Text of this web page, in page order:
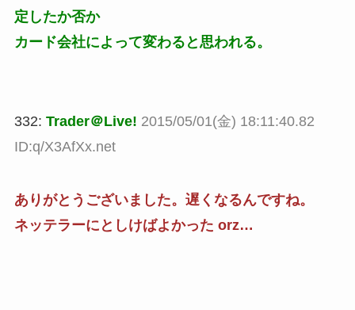
定したか否か
カード会社によって変わると思われる。
332: Trader＠Live! 2015/05/01(金) 18:11:40.82
ID:q/X3AfXx.net
ありがとうございました。遅くなるんですね。
ネッテラーにとしけばよかった orz…